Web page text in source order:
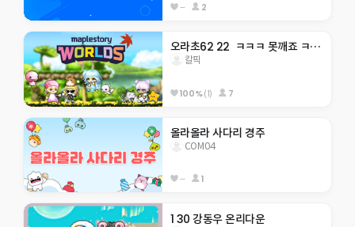
-- 2
오라초62 22  ㅋㅋㅋ 못깨죠 ㅋㅋㅋㅋㅋ
칼픽
100%(1) 7
올라올라 사다리 경주
COM04
-- 1
1 30 강동우 온리다운